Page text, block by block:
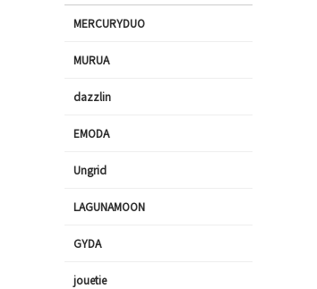
MERCURYDUO
MURUA
dazzlin
EMODA
Ungrid
LAGUNAMOON
GYDA
jouetie